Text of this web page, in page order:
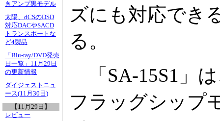
きアンプ黒モデル
太陽、dCSのDSD
対応DACやSACD
トランスポートな
ど4製品
「Blu-ray/DVD発売
日一覧」11月29日
の更新情報
ダイジェストニュ
ース(11月30日)
【11月29日】
レビュー
ズにも対応でき
る。
「SA-15S1」
フラッグシップ